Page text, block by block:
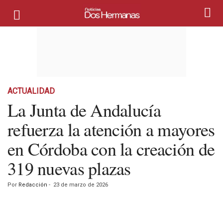
ACTUALIDAD
La Junta de Andalucía
refuerza la atención a mayores
en Córdoba con la creación de
319 nuevas plazas
Por Redacción - 23 de marzo de 2026